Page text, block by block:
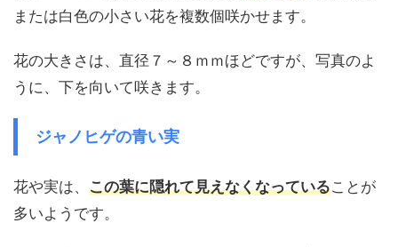
または白色の小さい花を複数個咲かせます。
花の大きさは、直径７～８ｍｍほどですが、写真のよ
うに、下を向いて咲きます。
ジャノヒゲの青い実
花や実は、 この葉に隠れて見えなくなっていることが
多いようです。